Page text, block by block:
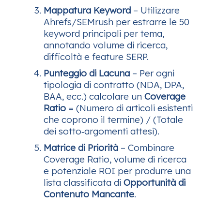
Mappatura Keyword – Utilizzare
Ahrefs/SEMrush per estrarre le 50
keyword principali per tema,
annotando volume di ricerca,
difficoltà e feature SERP.
Punteggio di Lacuna – Per ogni
tipologia di contratto (NDA, DPA,
BAA, ecc.) calcolare un Coverage
Ratio = (Numero di articoli esistenti
che coprono il termine) / (Totale
dei sotto‑argomenti attesi).
Matrice di Priorità – Combinare
Coverage Ratio, volume di ricerca
e potenziale ROI per produrre una
lista classificata di Opportunità di
Contenuto Mancante.